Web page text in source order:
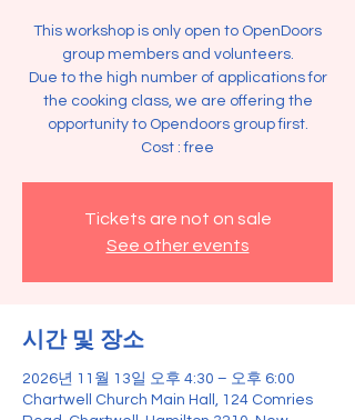
This workshop is only open to OpenDoors
group members and volunteers.
Due to the high number of applications for
the cooking class, we are offering the
opportunity to Opendoors group first.
Cost : free
Tickets are not on sale
See other events
시간 및 장소
2026년 11월 13일 오후 4:30 – 오후 6:00
Chartwell Church Main Hall, 124 Comries